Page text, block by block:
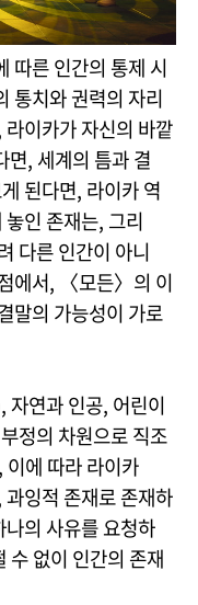
따른 인간의 통제 시
통치와 권력의 자리
이카가 자신의 바깥
면, 세계의 틈과 결
된다면, 라이카 역
인 존재는, 그리
다른 인간이 아니
에서, 〈모든〉의 이
말의 가능성이 가로
자연과 인공, 어린이
정의 차원으로 직조
에 따라 라이카
잉적 존재로 존재하
의 사유를 요청하
수 없이 인간의 존재